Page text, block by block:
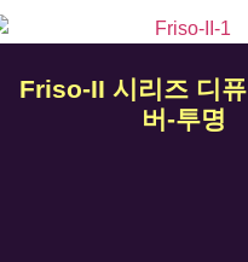
Friso-II 시리즈 디
버-투명